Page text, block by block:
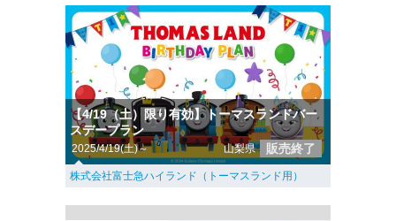
【4/19（土）限り有効】トーマスランドバー
スデープラン
2025/4/19(土)～ 山梨県 販売終了
株式会社富士急ハイランド（トーマスランド用）